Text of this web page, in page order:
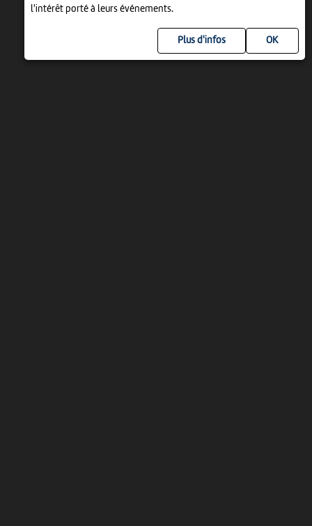
l'intérêt porté à leurs événements.
Plus d'infos